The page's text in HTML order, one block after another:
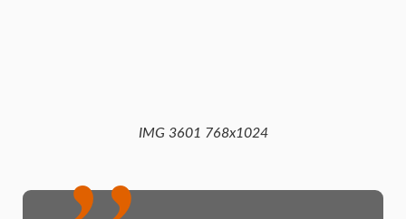
IMG 3601 768x1024